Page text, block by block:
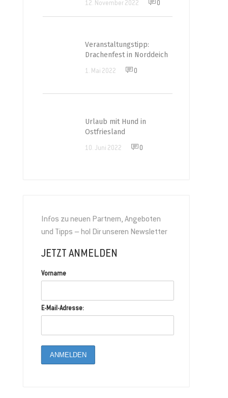
12. November 2022 0
Veranstaltungstipp:
Drachenfest in Norddeich
1. Mai 2022 0
Urlaub mit Hund in
Ostfriesland
10. Juni 2022 0
Infos zu neuen Partnern, Angeboten
und Tipps – hol Dir unseren Newsletter
JETZT ANMELDEN
Vorname
E-Mail-Adresse: